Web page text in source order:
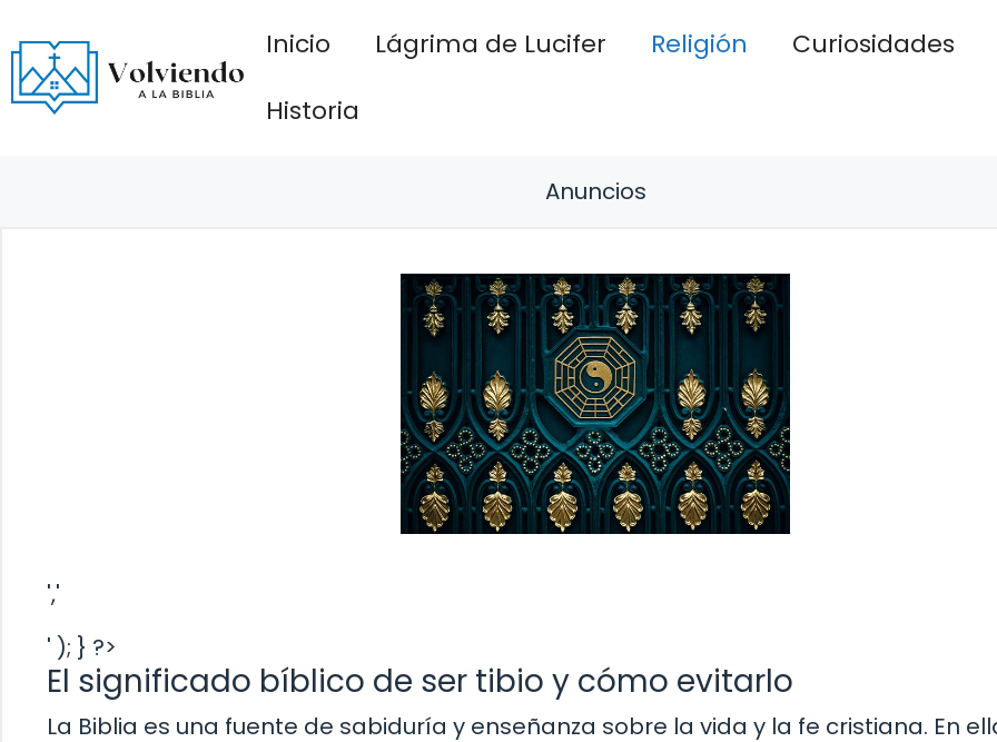
al
contenido
Inicio Lágrima de Lucifer Religión Curiosidades
Historia
Anuncios
','
' ); } ?>
El significado bíblico de ser tibio y cómo evitarlo
La Biblia es una fuente de sabiduría y enseñanza sobre la vida y la fe cristiana. En